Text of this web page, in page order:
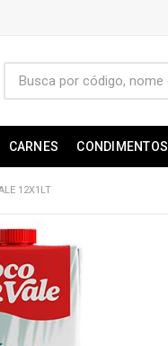
CARNES CONDIMENTOS
12X1LT